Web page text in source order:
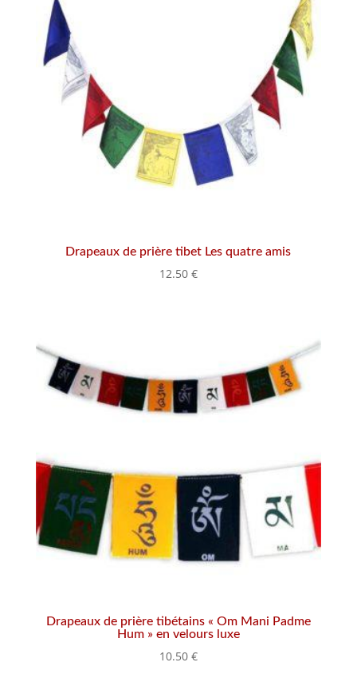
Drapeaux de prière tibet Les quatre amis
12.50 €
Drapeaux de prière tibétains « Om Mani Padme
Hum » en velours luxe
10.50 €